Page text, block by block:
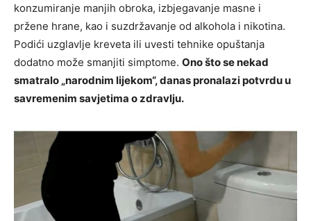
konzumiranje manjih obroka, izbjegavanje masne i
pržene hrane, kao i suzdržavanje od alkohola i nikotina.
Podići uzglavlje kreveta ili uvesti tehnike opuštanja
dodatno može smanjiti simptome. Ono što se nekad
smatralo „narodnim lijekom“, danas pronalazi potvrdu u
savremenim savjetima o zdravlju.